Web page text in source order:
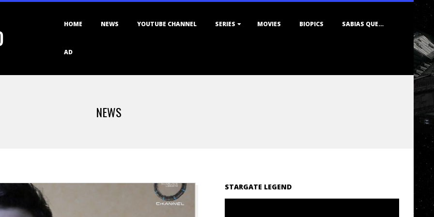
HOME NEWS YOUTUBE CHANNEL SERIES MOVIES BIOPICS SABIAS QUE…
AD
NEWS
STARGATE LEGEND